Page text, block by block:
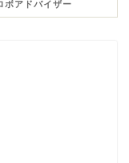
ボアドバイザー